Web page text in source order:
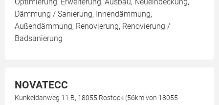
Optimierung, Erweiterung, Ausbau, Neueindeckung,
Dämmung / Sanierung, Innendämmung,
Außendämmung, Renovierung, Renovierung /
Badsanierung
NOVATECC
Kunkeldanweg 11 B, 18055 Rostock (56km von 18055